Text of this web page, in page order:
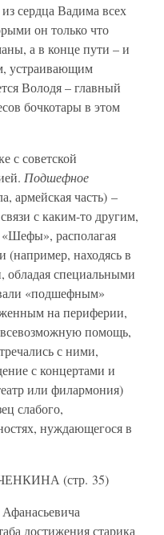
сердца Вадима всех
он только что
а в конце пути – и
устраивающим
Володя – главный
бочкотары в этом
с советской
Подшефное
армейская часть) –
с каким-то другим,
располагая
находясь в
обладая специальными
«подшефным»
на периферии,
всевозможную помощь,
с ними,
с концертами и
или филармония)
слабого,
нуждающегося в
(стр. 35)
достижения старика